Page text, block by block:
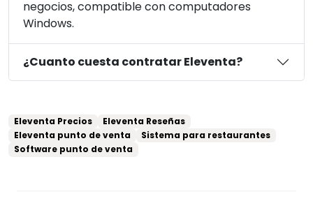
negocios, compatible con computadores
Windows.
¿Cuanto cuesta contratar Eleventa?
Eleventa Precios
Eleventa Reseñas
Eleventa punto de venta
Sistema para restaurantes
Software punto de venta